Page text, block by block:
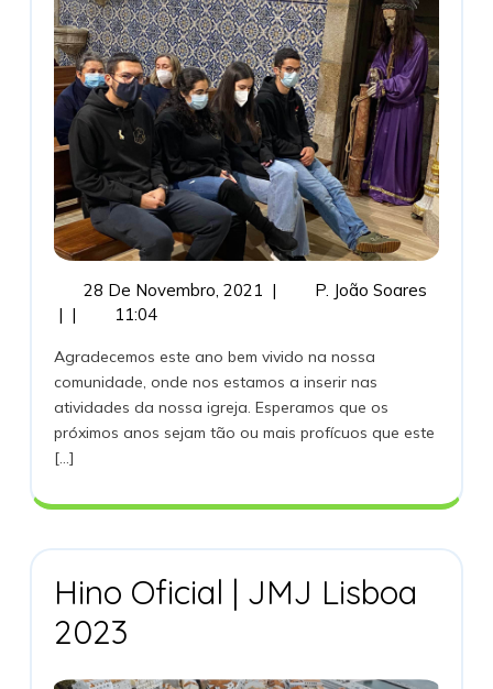
Campo
28 De Novembro, 202128
2021
| P. João Soares1.º
| | 11:04
Agradecemos este ano bem vivido na nossa
comunidade, onde nos estamos a inserir nas
atividades da nossa igreja. Esperamos que os
próximos anos sejam tão ou mais profícuos que este
[...]
Hino Oficial | JMJ Lisboa
2023
JMJ